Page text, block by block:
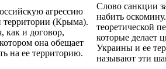
агрессию
территории (Крыма).
как и договор,
она обещает
на ее территорию.
Слово санкции
набить
теоретической
которые делает
Украины и ее
называют эти